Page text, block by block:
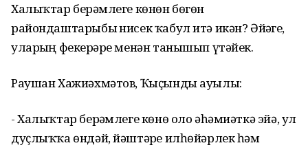
Халыҡтар берҙәмлеге көнөн бөгөн
райондаштарыбыҙ нисек ҡабул итә икән? Әйҙәгеҙ,
уларҙың фекерҙәре менән танышып үтәйек.
Раушан Хажиәхмәтов, Ҡыҫынды ауылы:
- Халыҡтар берҙәмлеге көнө оло әһәмиәткә эйә, ул
дуҫлыҡҡа өндәй, йәштәрҙе илһөйәрлек һәм